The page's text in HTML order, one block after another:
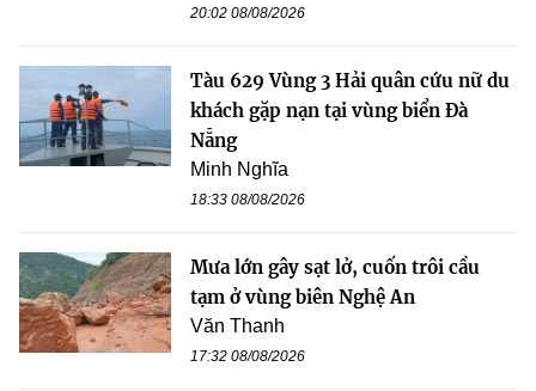
20:02 08/08/2026
Tàu 629 Vùng 3 Hải quân cứu nữ du
khách gặp nạn tại vùng biển Đà
Nẵng
Minh Nghĩa
18:33 08/08/2026
Mưa lớn gây sạt lở, cuốn trôi cầu
tạm ở vùng biên Nghệ An
Văn Thanh
17:32 08/08/2026